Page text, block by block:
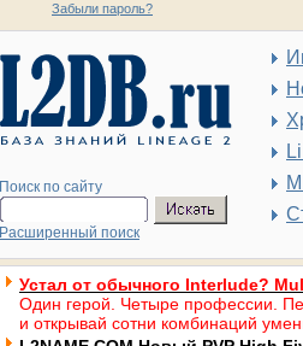
Забыли пароль?
Поиск по сайту
Расширенный поиск
Устал от обычного Interlude?
Один герой. Четыре профессии.
и открывай сотни комбинаций